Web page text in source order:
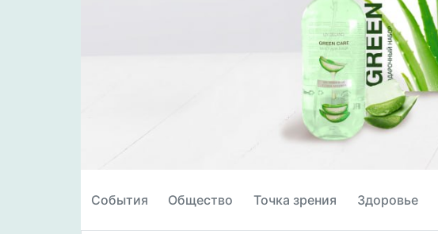
События Общество Точка зрения Здоровье